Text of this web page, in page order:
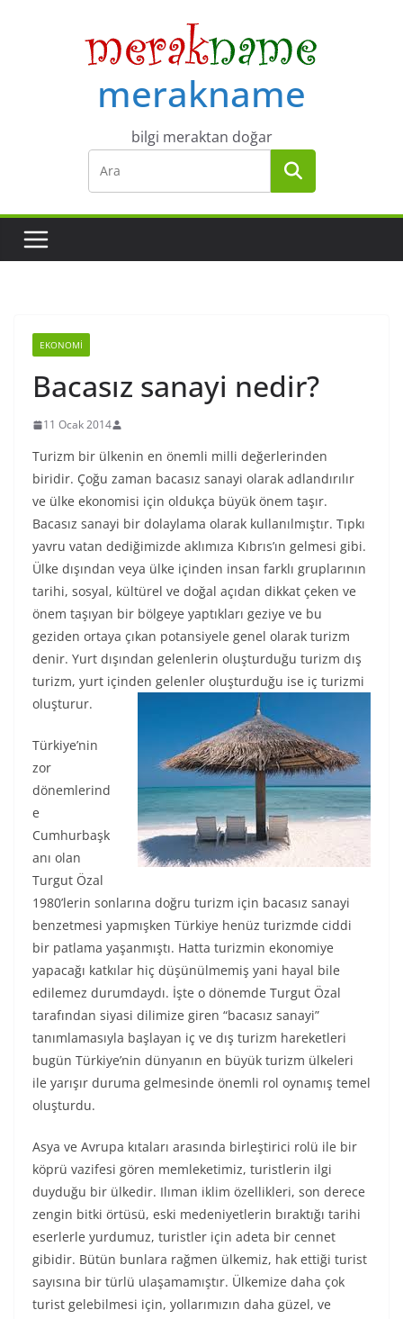
merakname
bilgi meraktan doğar
EKONOMI
Bacasız sanayi nedir?
11 Ocak 2014
Turizm bir ülkenin en önemli milli değerlerinden
biridir. Çoğu zaman bacasız sanayi olarak adlandırılır
ve ülke ekonomisi için oldukça büyük önem taşır.
Bacasız sanayi bir dolaylama olarak kullanılmıştır. Tıpkı
yavru vatan dediğimizde aklımıza Kıbrıs’ın gelmesi gibi.
Ülke dışından veya ülke içinden insan farklı gruplarının
tarihi, sosyal, kültürel ve doğal açıdan dikkat çeken ve
önem taşıyan bir bölgeye yaptıkları geziye ve bu
geziden ortaya çıkan potansiyele genel olarak turizm
denir. Yurt dışından gelenlerin oluşturduğu turizm dış
turizm, yurt içinden gelenler oluşturduğu ise iç turizmi
oluşturur.
Türkiye’nin
zor
dönemlerind
e
Cumhurbaşk
anı olan
Turgut Özal
1980’lerin sonlarına doğru turizm için bacasız sanayi
benzetmesi yapmışken Türkiye henüz turizmde ciddi
bir patlama yaşanmıştı. Hatta turizmin ekonomiye
yapacağı katkılar hiç düşünülmemiş yani hayal bile
edilemez durumdaydı. İşte o dönemde Turgut Özal
tarafından siyasi dilimize giren “bacasız sanayi”
tanımlamasıyla başlayan iç ve dış turizm hareketleri
bugün Türkiye’nin dünyanın en büyük turizm ülkeleri
ile yarışır duruma gelmesinde önemli rol oynamış temel
oluşturdu.
Asya ve Avrupa kıtaları arasında birleştirici rolü ile bir
köprü vazifesi gören memleketimiz, turistlerin ilgi
duyduğu bir ülkedir. Ilıman iklim özellikleri, son derece
zengin bitki örtüsü, eski medeniyetlerin bıraktığı tarihi
eserlerle yurdumuz, turistler için adeta bir cennet
gibidir. Bütün bunlara rağmen ülkemiz, hak ettiği turist
sayısına bir türlü ulaşamamıştır. Ülkemize daha çok
turist gelebilmesi için, yollarımızın daha güzel, ve